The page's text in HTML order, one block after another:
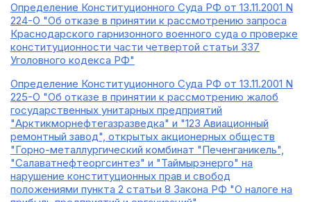
Определение Конституционного Суда РФ от 13.11.2001 N
224-О "Об отказе в принятии к рассмотрению запроса
Краснодарского гарнизонного военного суда о проверке
конституционности части четвертой статьи 337
Уголовного кодекса РФ"
Определение Конституционного Суда РФ от 13.11.2001 N
225-О "Об отказе в принятии к рассмотрению жалоб
государственных унитарных предприятий
"Арктикморнефтегазразведка" и "123 Авиационный
ремонтный завод", открытых акционерных обществ
"Горно-металлургический комбинат "Печенганикель",
"Салаватнефтеоргсинтез" и "Таймырэнерго" на
нарушение конституционных прав и свобод
положениями пункта 2 статьи 8 Закона РФ "О налоге на